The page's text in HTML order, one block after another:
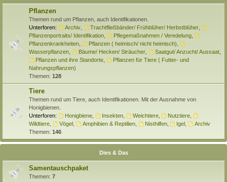
Pflanzen
Themen rund um Pflanzen, auch Identifikationen.
Unterforen:
Archiv, Trachtfließbänder/ Frühblüher/ Herbstblüher,
Pflanzenportraits/ Identifikation
Pflegemaßnahmen / Veredelung,
Pflanzenkrankheiten
Pflanzen ( heimisch/ nicht heimisch)
Wasserpflanzen
Bäume/ Hecken/ Sträucher, Saatgut/ Anzucht/ Aussaat,
Pflanzen und ihre Standorte,
Pflanzen für Tiere ( Futter- und
Nahrungspflanzen)
Themen: 128
Tiere
Themen rund um Tiere, auch Identifikationen. Mit der Ausnahme von
Honigbienen.
Unterforen:
Honigbiene, Insekten, Weichtiere, Nutztiere
Wildtiere
Vögel, Amphibien & Reptilien, Nisthilfen, Igel
Archiv
Themen: 146
Dies & Das
Samentauschpaket
Themen: 7